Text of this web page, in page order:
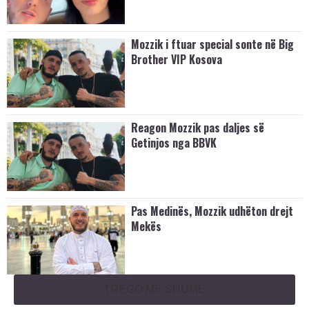
Mozzik i ftuar special sonte në Big
Brother VIP Kosova
Reagon Mozzik pas daljes së
Getinjos nga BBVK
Pas Medinës, Mozzik udhëton drejt
Mekës